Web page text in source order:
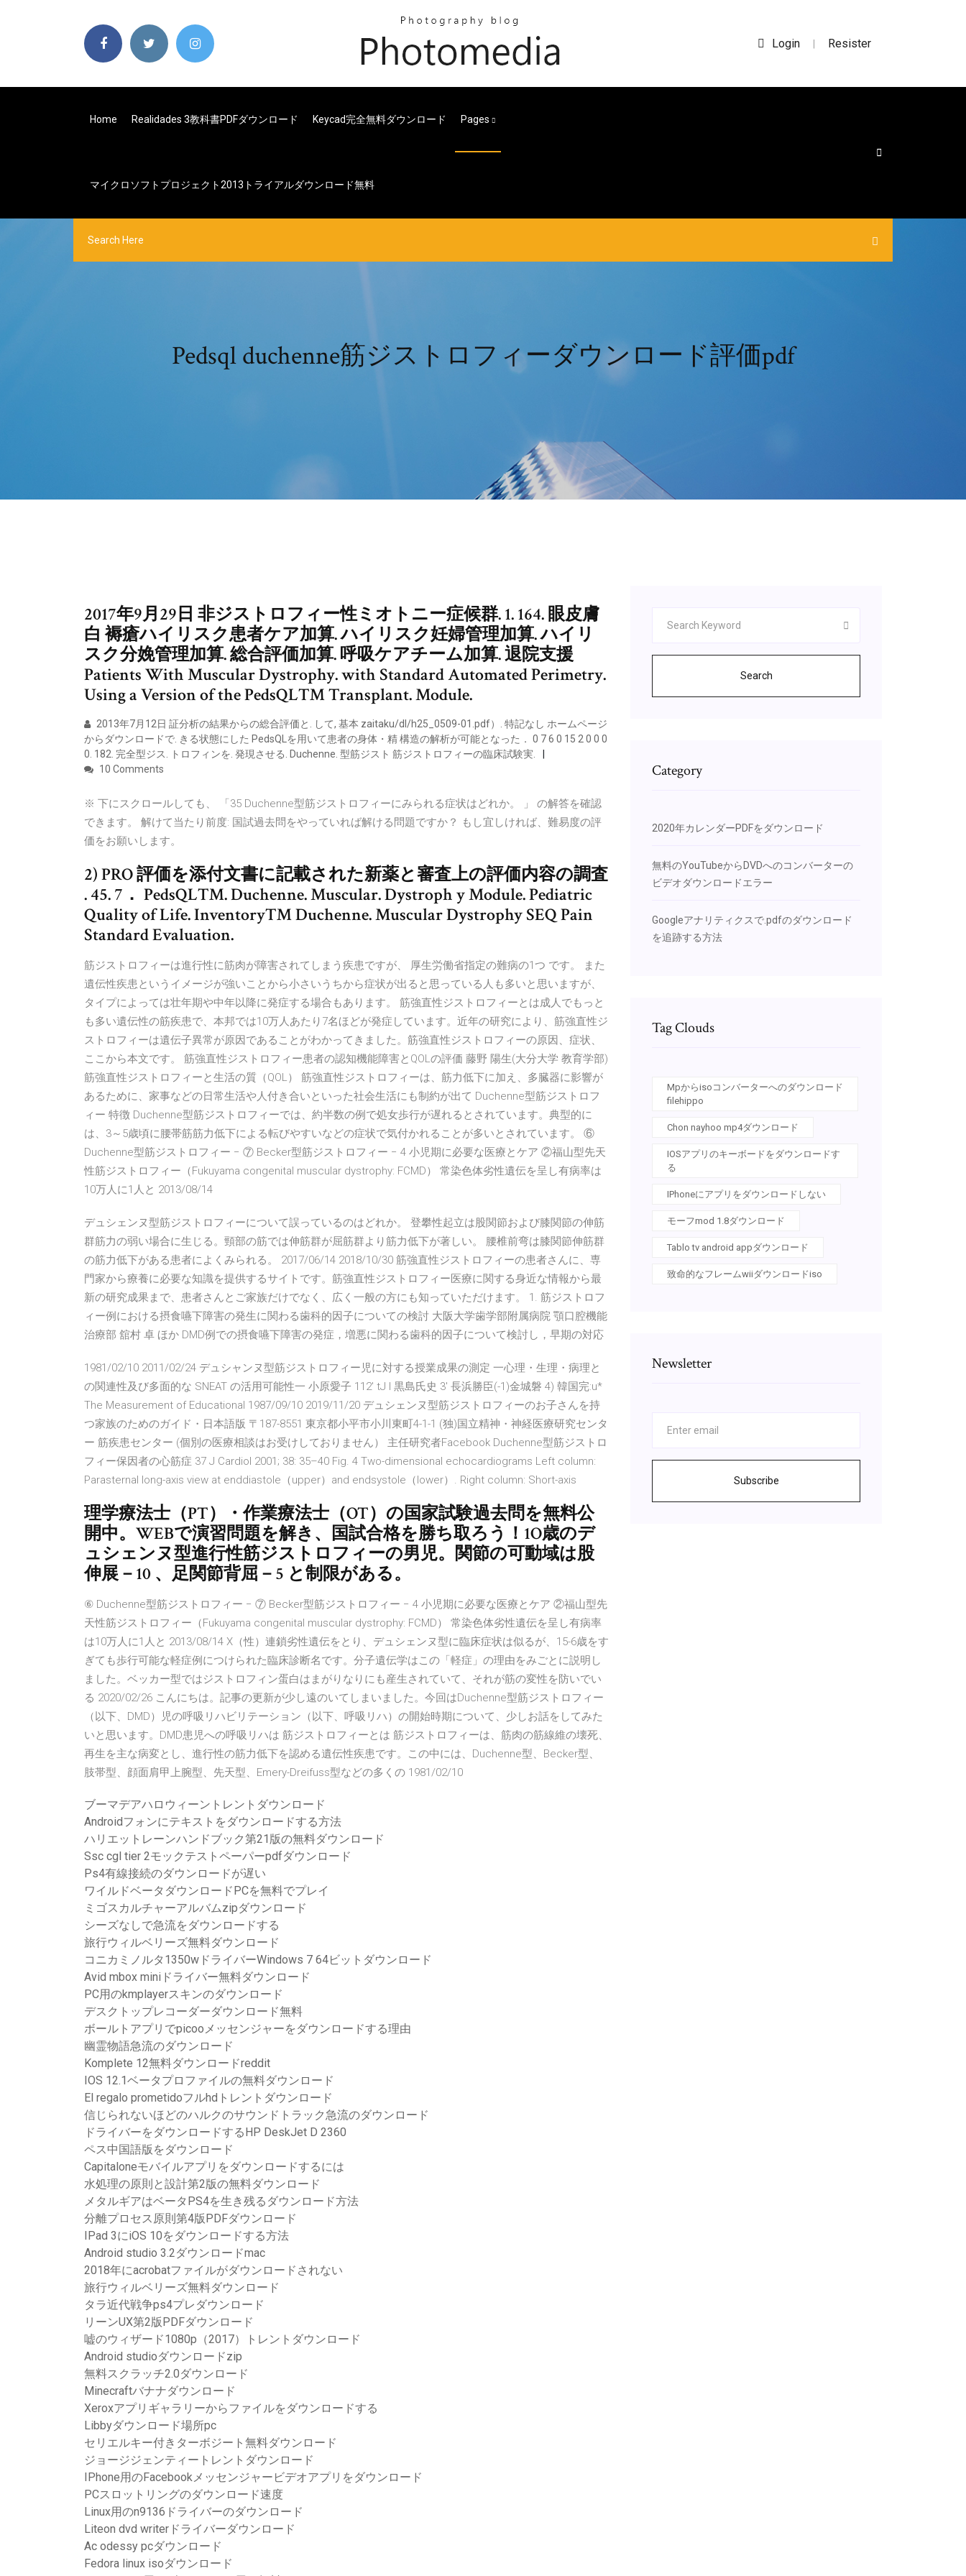
Login | Resister
Home Realidades 3教科書PDFダウンロード Keycad完全無料ダウンロード Pages
マイクロソフトプロジェクト2013トライアルダウンロード無料
Pedsql duchenne筋ジストロフィーダウンロード評価pdf
2017年9月29日 非ジストロフィー性ミオトニー症候群. 1. 164. 眼皮膚
白 褥瘡ハイリスク患者ケア加算. ハイリスク妊婦管理加算. ハイリ
スク分娩管理加算. 総合評価加算. 呼吸ケアチーム加算. 退院支援
Patients With Muscular Dystrophy. with Standard Automated Perimetry.
Using a Version of the PedsQL™ Transplant. Module.
2013年7月12日 証分析の結果からの総合評価と. して, 基本 zaitaku/dl/h25_0509-01.pdf）. 特記なし ホームページ
からダウンロードで. きる状態にした PedsQLを用いて患者の身体・精 構造の解析が可能となった． 0 7 6 0 15 2 0 0 0
0. 182. 完全型ジス. トロフィンを. 発現させる. Duchenne. 型筋ジスト 筋ジストロフィーの臨床試験実.
10 Comments
※ 下にスクロールしても、 「35 Duchenne型筋ジストロフィーにみられる症状はどれか。 」 の解答を確認
できます。 解けて当たり前度: 国試過去問をやっていれば解ける問題ですか？ もし宜しければ、難易度の評
価をお願いします。
2) PRO 評価を添付文書に記載された新薬と審査上の評価内容の調査
. 45. 7． PedsQL™. Duchenne. Muscular. Dystroph y Module. Pediatric
Quality of Life. Inventory™ Duchenne. Muscular Dystrophy SEQ Pain
Standard Evaluation.
筋ジストロフィーは進行性に筋肉が障害されてしまう疾患ですが、 厚生労働省指定の難病の1つ です。 また
遺伝性疾患というイメージが強いことから小さいうちから症状が出ると思っている人も多いと思いますが、
タイプによっては壮年期や中年以降に発症する場合もあります。 筋強直性ジストロフィーとは成人でもっと
も多い遺伝性の筋疾患で、本邦では10万人あたり7名ほどが発症しています。近年の研究により、筋強直性ジ
ストロフィーは遺伝子異常が原因であることがわかってきました。筋強直性ジストロフィーの原因、症状、
ここから本文です。 筋強直性ジストロフィー患者の認知機能障害とQOLの評価 藤野 陽生(大分大学 教育学部)
筋強直性ジストロフィーと生活の質（QOL） 筋強直性ジストロフィーは、筋力低下に加え、多臓器に影響が
あるために、家事などの日常生活や人付き合いといった社会生活にも制約が出て Duchenne型筋ジストロフ
ィー 特徴 Duchenne型筋ジストロフィーでは、約半数の例で処女歩行が遅れるとされています。典型的に
は、3～5歳頃に腰帯筋筋力低下による転びやすいなどの症状で気付かれることが多いとされています。 ⑥
Duchenne型筋ジストロフィー − ⑦ Becker型筋ジストロフィー − 4 小児期に必要な医療とケア ②福山型先天
性筋ジストロフィー（Fukuyama congenital muscular dystrophy: FCMD） 常染色体劣性遺伝を呈し有病率は
10万人に1人と 2013/08/14
デュシェンヌ型筋ジストロフィーについて誤っているのはどれか。 登攀性起立は股関節および膝関節の伸筋
群筋力の弱い場合に生じる。頸部の筋では伸筋群が屈筋群より筋力低下が著しい。 腰椎前弯は膝関節伸筋群
の筋力低下がある患者によくみられる。 2017/06/14 2018/10/30 筋強直性ジストロフィーの患者さんに、専
門家から療養に必要な知識を提供するサイトです。筋強直性ジストロフィー医療に関する身近な情報から最
新の研究成果まで、患者さんとご家族だけでなく、広く一般の方にも知っていただけます。 1. 筋ジストロフ
ィー例における摂食嚥下障害の発生に関わる歯科的因子についての検討 大阪大学歯学部附属病院 顎口腔機能
治療部 舘村 卓 ほか DMD例での摂食嚥下障害の発症，増悪に関わる歯科的因子について検討し，早期の対応
1981/02/10 2011/02/24 デュシャンヌ型筋ジストロフィー児に対する授業成果の測定 一心理・生理・病理と
の関連性及び多面的な SNEAT の活用可能性一 小原愛子 112' tJ l 黒島氏史 3' 長浜勝臣(-1)金城磐 4) 韓国完:u*
The Measurement of Educational 1987/09/10 2019/11/20 デュシェンヌ型筋ジストロフィーのお子さんを持
つ家族のためのガイド・日本語版 〒187-8551 東京都小平市小川東町4-1-1 (独)国立精神・神経医療研究センタ
ー 筋疾患センター (個別の医療相談はお受けしておりません） 主任研究者Facebook Duchenne型筋ジストロ
フィー保因者の心筋症 37 J Cardiol 2001; 38: 35–40 Fig. 4 Two-dimensional echocardiograms Left column:
Parasternal long-axis view at enddiastole（upper）and endsystole（lower）. Right column: Short-axis
理学療法士（PT）・作業療法士（OT）の国家試験過去問を無料公
開中。WEBで演習問題を解き、国試合格を勝ち取ろう！1O歳のデ
ュシェンヌ型進行性筋ジストロフィーの男児。関節の可動域は股
伸展－10 、足関節背屈－5 と制限がある。
⑥ Duchenne型筋ジストロフィー − ⑦ Becker型筋ジストロフィー − 4 小児期に必要な医療とケア ②福山型先
天性筋ジストロフィー（Fukuyama congenital muscular dystrophy: FCMD） 常染色体劣性遺伝を呈し有病率
は10万人に1人と 2013/08/14 X（性）連鎖劣性遺伝をとり、デュシェンヌ型に臨床症状は似るが、15-6歳をす
ぎても歩行可能な軽症例につけられた臨床診断名です。分子遺伝学はこの「軽症」の理由をみごとに説明し
ました。ベッカー型ではジストロフィン蛋白はまがりなりにも産生されていて、それが筋の変性を防いでい
る 2020/02/26 こんにちは。記事の更新が少し遠のいてしまいました。今回はDuchenne型筋ジストロフィー
（以下、DMD）児の呼吸リハビリテーション（以下、呼吸リハ）の開始時期について、少しお話をしてみた
いと思います。DMD患児への呼吸リハは 筋ジストロフィーとは 筋ジストロフィーは、筋肉の筋線維の壊死、
再生を主な病変とし、進行性の筋力低下を認める遺伝性疾患です。この中には、Duchenne型、Becker型、
肢帯型、顔面肩甲上腕型、先天型、Emery-Dreifuss型などの多くの 1981/02/10
ブーマデアハロウィーントレントダウンロード
Androidフォンにテキストをダウンロードする方法
ハリエットレーンハンドブック第21版の無料ダウンロード
Ssc cgl tier 2モックテストペーパーpdfダウンロード
Ps4有線接続のダウンロードが遅い
ワイルドベータダウンロードPCを無料でプレイ
ミゴスカルチャーアルバムzipダウンロード
シーズなしで急流をダウンロードする
旅行ウィルベリーズ無料ダウンロード
コニカミノルタ1350wドライバーWindows 7 64ビットダウンロード
Avid mbox miniドライバー無料ダウンロード
PC用のkmplayerスキンのダウンロード
デスクトップレコーダーダウンロード無料
ボールトアプリでpicooメッセンジャーをダウンロードする理由
幽霊物語急流のダウンロード
Komplete 12無料ダウンロードreddit
IOS 12.1ベータプロファイルの無料ダウンロード
El regalo prometidoフルhdトレントダウンロード
信じられないほどのハルクのサウンドトラック急流のダウンロード
ドライバーをダウンロードするHP DeskJet D 2360
ペス中国語版をダウンロード
Capitaloneモバイルアプリをダウンロードするには
水処理の原則と設計第2版の無料ダウンロード
メタルギアはベータPS4を生き残るダウンロード方法
分離プロセス原則第4版PDFダウンロード
IPad 3にiOS 10をダウンロードする方法
Android studio 3.2ダウンロードmac
2018年にacrobatファイルがダウンロードされない
旅行ウィルベリーズ無料ダウンロード
タラ近代戦争ps4プレダウンロード
リーンUX第2版PDFダウンロード
嘘のウィザード1080p（2017）トレントダウンロード
Android studioダウンロードzip
無料スクラッチ2.0ダウンロード
Minecraftバナナダウンロード
Xeroxアプリギャラリーからファイルをダウンロードする
Libbyダウンロード場所pc
セリエルキー付きターボジート無料ダウンロード
ジョージジェンティートレントダウンロード
IPhone用のFacebookメッセンジャービデオアプリをダウンロード
PCスロットリングのダウンロード速度
Linux用のn9136ドライバーのダウンロード
Liteon dvd writerドライバーダウンロード
Ac odessy pcダウンロード
Fedora linux isoダウンロード
Search
Category
2020年カレンダーPDFをダウンロード
無料のYouTubeからDVDへのコンバーターの
ビデオダウンロードエラー
Googleアナリティクスで.pdfのダウンロード
を追跡する方法
Tag Clouds
Mpからisoコンバーターへのダウンロード
filehippo
Chon nayhoo mp4ダウンロード
IOSアプリのキーボードをダウンロードす
る
IPhoneにアプリをダウンロードしない
モーフmod 1.8ダウンロード
Tablo tv android appダウンロード
致命的なフレームwiiダウンロードiso
Newsletter
Subscribe